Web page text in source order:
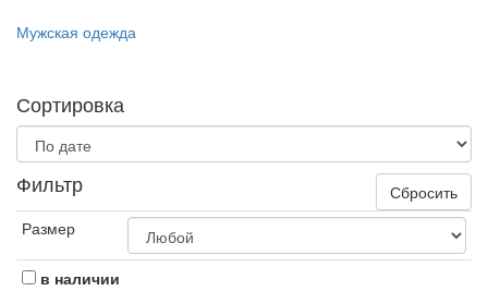
Мужская одежда
Сортировка
Фильтр
Сбросить
Размер
в наличии